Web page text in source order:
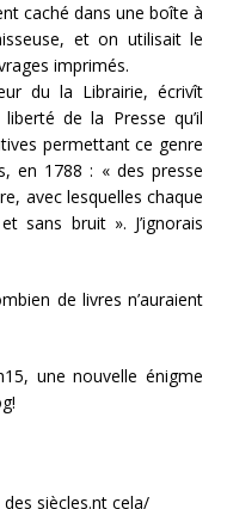
caché dans une boîte à
et on utilisait le
imprimés.
du la Librairie, écrivît
de la Presse qu’il
permettant ce genre
en 1788 : « des presse
avec lesquelles chaque
sans bruit ». J’ignorais
de livres n’auraient
une nouvelle énigme
siècles.nt cela/